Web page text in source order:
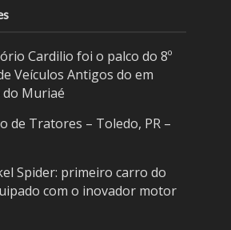
Cardilio foi o palco do 8º
Veículos Antigos do em
Muriaé
de Tratores – Toledo, PR –
Spider: primeiro carro do
com o inovador motor